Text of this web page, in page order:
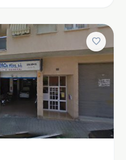
favorite